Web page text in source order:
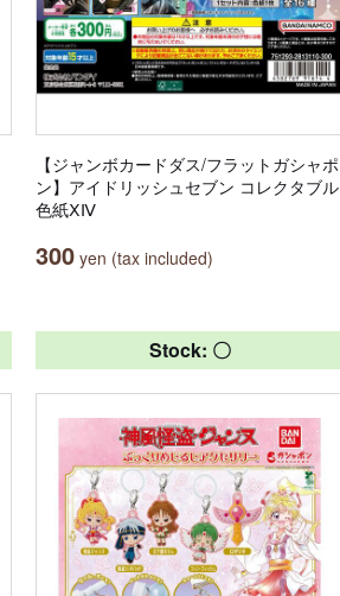
【ジャンボカードダス/フラットガシャポ
ン】アイドリッシュセブン コレクタブル
色紙ⅩⅣ
300 yen (tax included)
Stock: 〇